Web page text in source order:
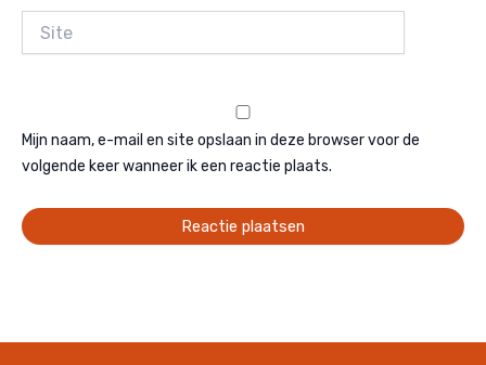
Site
Mijn naam, e-mail en site opslaan in deze browser voor de
volgende keer wanneer ik een reactie plaats.